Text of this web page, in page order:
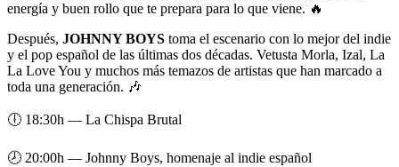
energía y buen rollo que te prepara para lo que viene. 🔥
Después, JOHNNY BOYS toma el escenario con lo mejor del indie
y el pop español de las últimas dos décadas. Vetusta Morla, Izal, La
La Love You y muchos más temazos de artistas que han marcado a
toda una generación. 🎶
🕕 18:30h — La Chispa Brutal
🕗 20:00h — Johnny Boys, homenaje al indie español